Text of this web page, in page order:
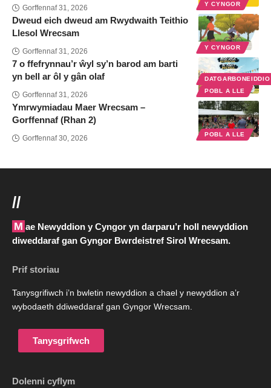
Y CYNGOR
Gorffennaf 31, 2026
Y CYNGOR
Dweud eich dweud am Rwydwaith Teithio
Llesol Wrecsam
Gorffennaf 31, 2026
POBL A LLE
7 o ffefrynnau’r ŵyl sy’n barod am barti
yn bell ar ôl y gân olaf
Gorffennaf 31, 2026
POBL A LLE
Ymrwymiadau Maer Wrecsam –
Gorffennaf (Rhan 2)
Gorffennaf 30, 2026
//
Mae Newyddion y Cyngor yn darparu’r holl newyddion
diweddaraf gan Gyngor Bwrdeistref Sirol Wrecsam.
Prif storiau
Tanysgrifiwch i’n bwletin newyddion a chael y newyddion a’r
wybodaeth ddiweddaraf gan Gyngor Wrecsam.
Tanysgrifwch
Dolenni cyflym